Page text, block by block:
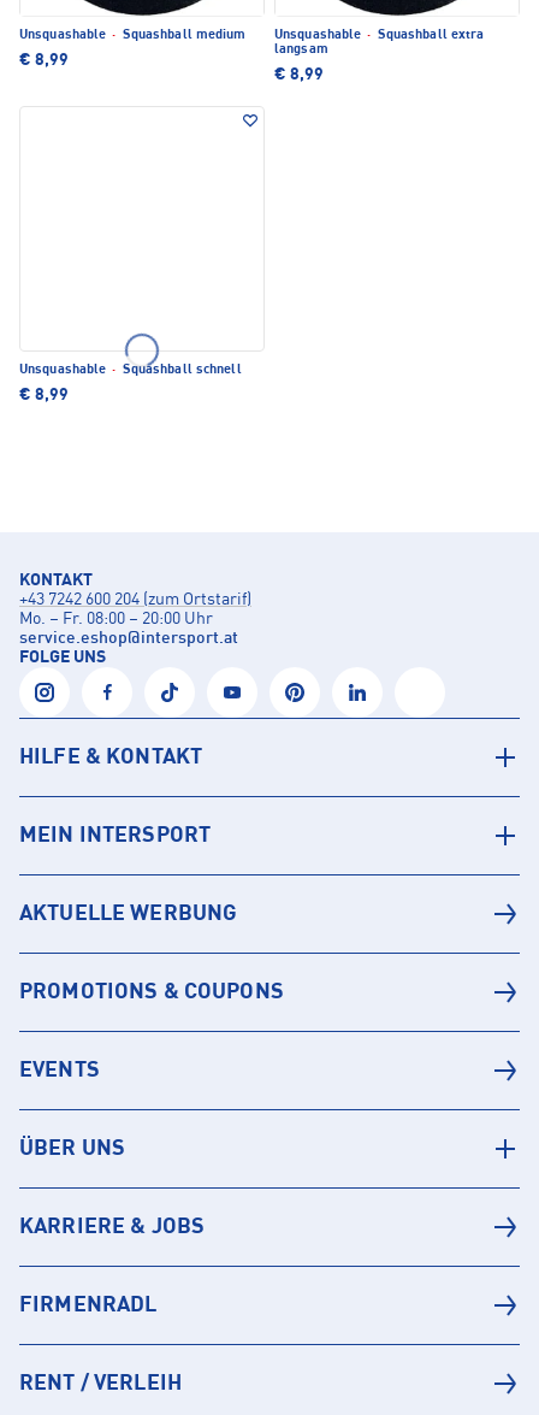
Unsquashable · Squashball medium
€ 8,99
Unsquashable · Squashball extra
langsam
€ 8,99
Unsquashable · Squashball schnell
€ 8,99
KONTAKT
+43 7242 600 204 (zum Ortstarif)
Mo. – Fr. 08:00 – 20:00 Uhr
service.eshop@intersport.at
FOLGE UNS
HILFE & KONTAKT
MEIN INTERSPORT
AKTUELLE WERBUNG
PROMOTIONS & COUPONS
EVENTS
ÜBER UNS
KARRIERE & JOBS
FIRMENRADL
RENT / VERLEIH